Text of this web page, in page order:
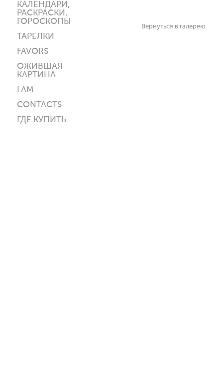
КАЛЕНДАРИ,
РАСКРАСКИ,
ГОРОСКОПЫ
ТАРЕЛКИ
FAVORS
ОЖИВШАЯ
КАРТИНА
I AM
CONTACTS
ГДЕ КУПИТЬ
Вернуться в галерею